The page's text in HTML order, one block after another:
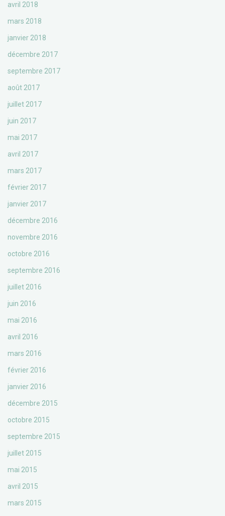
avril 2018
mars 2018
janvier 2018
décembre 2017
septembre 2017
août 2017
juillet 2017
juin 2017
mai 2017
avril 2017
mars 2017
février 2017
janvier 2017
décembre 2016
novembre 2016
octobre 2016
septembre 2016
juillet 2016
juin 2016
mai 2016
avril 2016
mars 2016
février 2016
janvier 2016
décembre 2015
octobre 2015
septembre 2015
juillet 2015
mai 2015
avril 2015
mars 2015